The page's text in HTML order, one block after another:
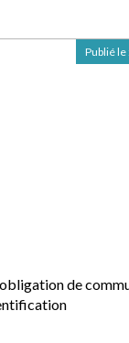
de
Publié le